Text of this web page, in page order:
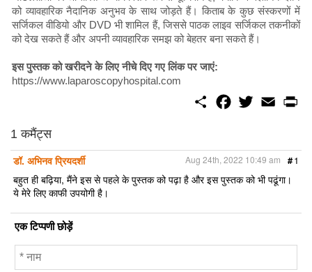
को व्यावहारिक नैदानिक ​​अनुभव के साथ जोड़ते हैं। किताब के कुछ संस्करणों में
सर्जिकल वीडियो और DVD भी शामिल हैं, जिससे पाठक लाइव सर्जिकल तकनीकों
को देख सकते हैं और अपनी व्यावहारिक समझ को बेहतर बना सकते हैं।
इस पुस्तक को खरीदने के लिए नीचे दिए गए लिंक पर जाएं:
https://www.laparoscopyhospital.com
S
o
o
k
w
e
r
E
m
1 कमैंट्स
डॉ. अभिनव प्रियदर्शी
#1
Aug 24th, 2022 10:49 am
बहुत ही बढ़िया, मैंने इस से पहले के पुस्तक को पढ़ा है और इस पुस्तक को भी पढूंगा।
ये मेरे लिए काफी उपयोगी है।
एक टिप्पणी छोड़ें